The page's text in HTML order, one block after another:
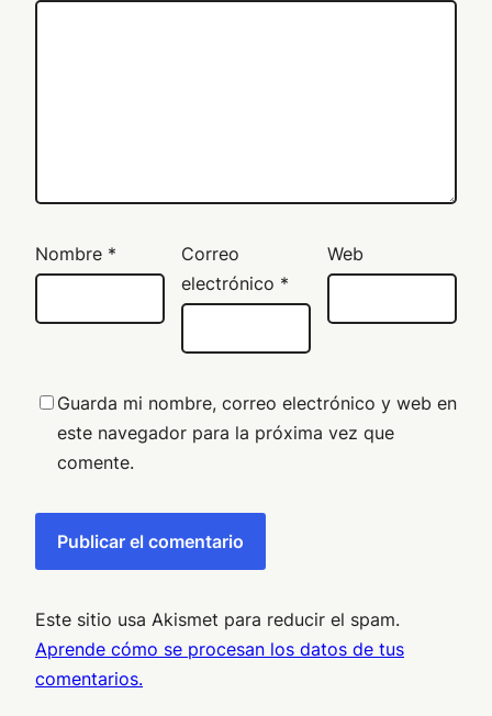
Nombre *
Correo
electrónico *
Web
Guarda mi nombre, correo electrónico y web en
este navegador para la próxima vez que
comente.
Este sitio usa Akismet para reducir el spam.
Aprende cómo se procesan los datos de tus
comentarios.